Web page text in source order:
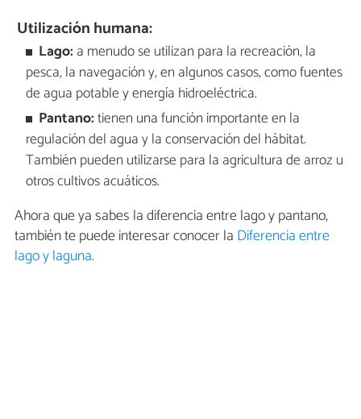
Utilización humana:
Lago: a menudo se utilizan para la recreación, la
pesca, la navegación y, en algunos casos, como fuentes
de agua potable y energía hidroeléctrica.
Pantano:tienen una función importante en la
regulación del agua y la conservación del hábitat.
También pueden utilizarse para la agricultura de arroz u
otros cultivos acuáticos.
Ahora que ya sabes la diferencia entre lago y pantano,
también te puede interesar conocer la Diferencia entre
lago y laguna.